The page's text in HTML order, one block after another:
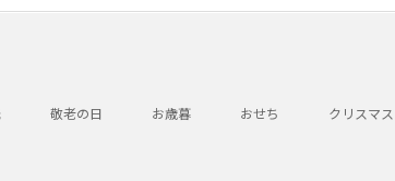
敬老の日 お歳暮 おせち クリスマス